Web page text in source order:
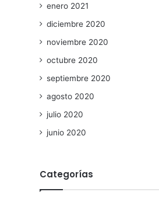
enero 2021
diciembre 2020
noviembre 2020
octubre 2020
septiembre 2020
agosto 2020
julio 2020
junio 2020
Categorías